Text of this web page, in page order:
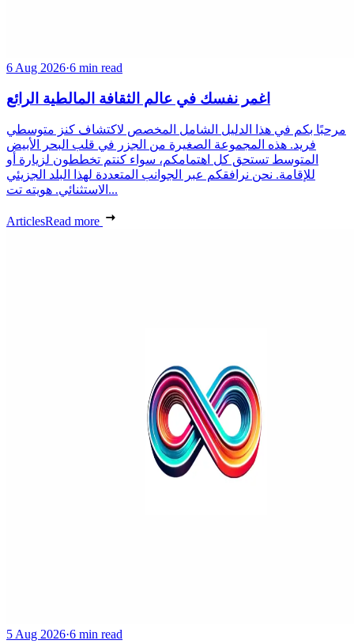
6 Aug 2026·6 min read
اغمر نفسك في عالم الثقافة المالطية الرائع
مرحبًا بكم في هذا الدليل الشامل المخصص لاكتشاف كنز متوسطي
فريد. هذه المجموعة الصغيرة من الجزر في قلب البحر الأبيض
المتوسط تستحق كل اهتمامكم، سواء كنتم تخططون لزيارة أو
للإقامة. نحن نرافقكم عبر الجوانب المتعددة لهذا البلد الجزيئي
الاستثنائي. هويته تت...
ArticlesRead more
5 Aug 2026·6 min read